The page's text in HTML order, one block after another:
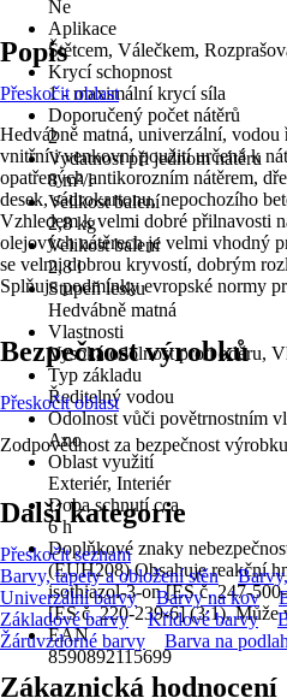
Ne
Aplikace
Štětcem, Válečkem,
Krycí schopnost
1 - maximální krycí síla
Doporučený počet nátěrů
2
Vydatnost při jednom nátěru
8 m²/l
Velikost balení
2,8 kg
Velikost balení
2,8 l
Stupeň lesku
Hedvábně matná
Vlastnosti
Vysoká odolnost proti oděru,
Typ základu
Ředitelný vodou
Odolnost vůči povětrnostním
Ano
Oblast využití
Exteriér, Interiér
Doba schnutí cca
6 h
Doplňkové znaky
(EUH208) Obsahuje reakční
isothiazol-3-on [ES č. 247-
[ES č. 220-239-6] (3:1). Může
EAN
8590892115699
Popis
Přeskočit oblast
Hedvábně matná, univerzální,
vnitřní i venkovní použití určená k
opatřených antikorozním nátěrem,
desek, sádrokartonu, nepochozího
Vzhledem k velmi dobré přilnavosti
olejových nátěrech je velmi vhodný
se velmi dobrou kryvostí, dobrým
Splňuje podmínky evropské normy
Bezpečnost výrobků
Přeskočit oblast
Zodpovědnost za bezpečnost
Další kategorie
Přeskočit seznam
Barvy, tapety a obložení stěn
Univerzální barvy
Barvy na kov
Základové barvy
Křídové barvy
Žáruvzdorné barvy
Barva na
Zákaznická hodnocení